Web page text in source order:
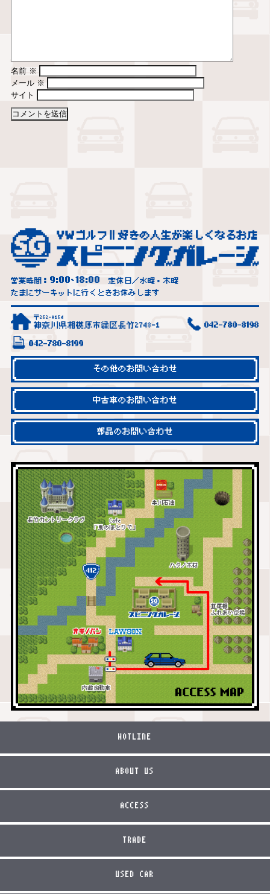
名前 ※
メール ※
サイト
営業時間： 9:00~18:00
定休日／水曜・木曜
たまにサーキットに行くときお休みします
〒252-0154
神奈川県相模原市緑区長竹2748-1 042-780-8198
042-780-8199
その他のお問い合わせ
中古車のお問い合わせ
部品のお問い合わせ
HOTLINE
ABOUT US
ACCESS
TRADE
USED CAR